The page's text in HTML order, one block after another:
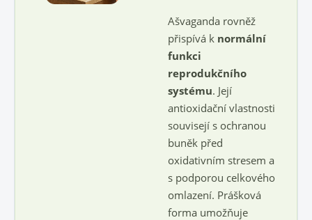
Ašvaganda rovněž
přispívá k normální
funkci
reprodukčního
systému. Její
antioxidační vlastnosti
souvisejí s ochranou
buněk před
oxidativním stresem a
s podporou celkového
omlazení. Prášková
forma umožňuje